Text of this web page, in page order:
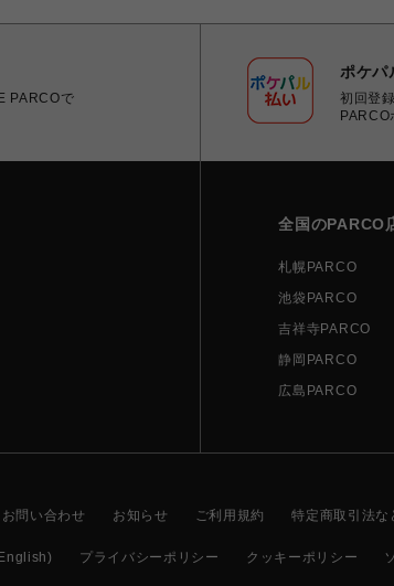
PARCOで
ポケパ
初回登
PARCO
全国のPARCO
札幌PARCO
池袋PARCO
吉祥寺PARCO
静岡PARCO
広島PARCO
問い合わせ お知らせ ご利用規約 特定商取引法な
プライバシーポリシー クッキーポリシー